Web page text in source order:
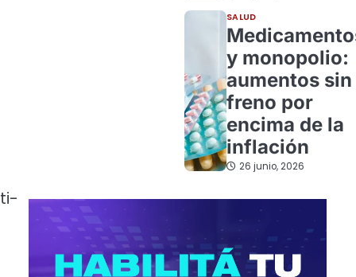
SALUD
y monopolio:
aumentos sin
freno por
encima de la
inflación
26 junio, 2026